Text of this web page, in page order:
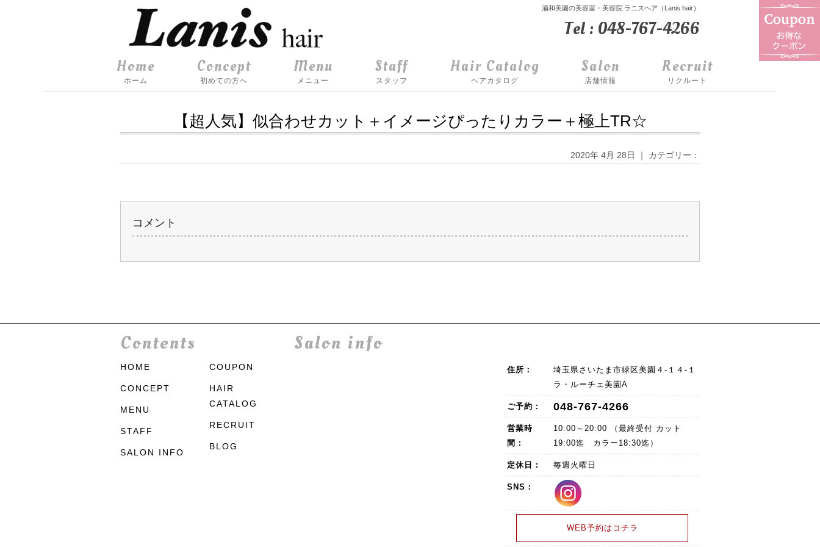
浦和美園の美容室・美容院 ラニスヘア（Lanis hair）
Tel : 048-767-4266
Home
ホーム
Concept
初めての方へ
Menu
メニュー
Staff
スタッフ
Hair Catalog
ヘアカタログ
Salon
店舗情報
Recruit
リクルート
【超人気】似合わせカット＋イメージぴったりカラー＋極上TR☆
2020年 4月 28日 ｜ カテゴリー：
コメント
Contents
HOME
CONCEPT
MENU
STAFF
SALON INFO
COUPON
HAIR
CATALOG
RECRUIT
BLOG
Salon info
住所：
埼玉県さいたま市緑区美園４-１４-１
ラ・ルーチェ美園A
ご予約： 048-767-4266
営業時
間：
10:00～20:00 （最終受付 カット
19:00迄 カラー18:30迄）
定休日： 毎週火曜日
SNS：
WEB予約はコチラ